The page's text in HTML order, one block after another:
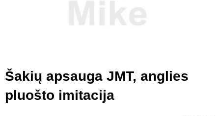
Šakių apsauga JMT, anglies
pluošto imitacija